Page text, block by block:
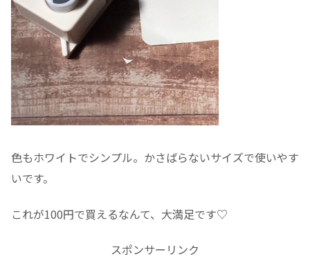
色もホワイトでシンプル。かさばらないサイズで使いやす
いです。
これが100円で買えるなんて、大満足です♡
スポンサーリンク